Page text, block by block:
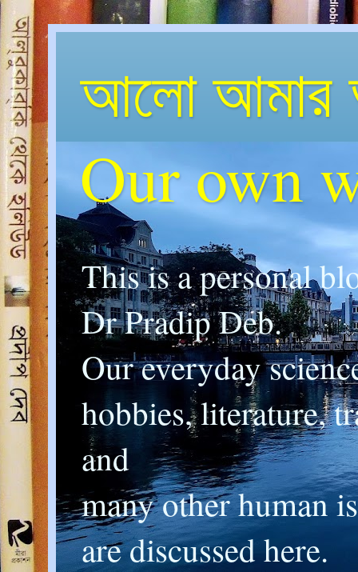
আলো আমার
Our own
This is a personal
Dr Pradip Deb.
Our everyday
hobbies, literature,
and
many other human
are discussed here.